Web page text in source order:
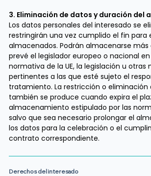
3. Eliminación de datos y duración del
Los datos personales del interesado se
restringirán una vez cumplido el fin para
almacenados. Podrán almacenarse más
prevé el legislador europeo o nacional
normativa de la UE, la legislación u otras
pertinentes a las que esté sujeto el
tratamiento. La restricción o eliminación
también se produce cuando expira el
almacenamiento estipulado por las
salvo que sea necesario prolongar el
los datos para la celebración o el
contrato correspondiente.
Derechos del interesado